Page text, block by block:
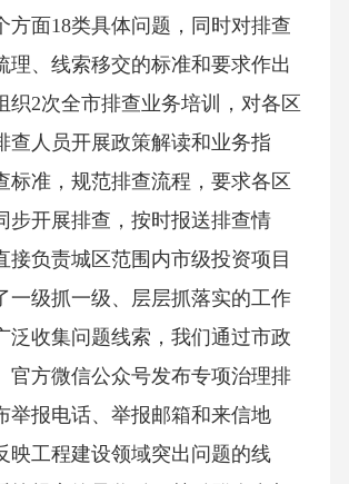
方面18类具体问题，同时对排查
理、线索移交的标准和要求作出
织2次全市排查业务培训，对各区
查人员开展政策解读和业务指
标准，规范排查流程，要求各区
步开展排查，按时报送排查情
接负责城区范围内市级投资项目
一级抓一级、层层抓落实的工作
泛收集问题线索，我们通过市政
官方微信公众号发布专项治理排
举报电话、举报邮箱和来信地
映工程建设领域突出问题的线